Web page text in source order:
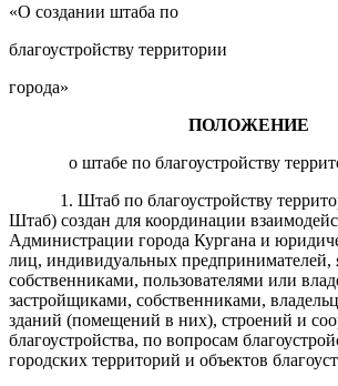
«О создании штаба по
благоустройству территории
города»
ПОЛОЖЕНИЕ
о штабе по благоустройству
1. Штаб по благоустройству
Штаб) создан для координации
Администрации города Кургана и
лиц, индивидуальных предпринимателей,
собственниками, пользователями или
застройщиками, собственниками,
зданий (помещений в них), строений и
благоустройства, по вопросам
городских территорий и объектов